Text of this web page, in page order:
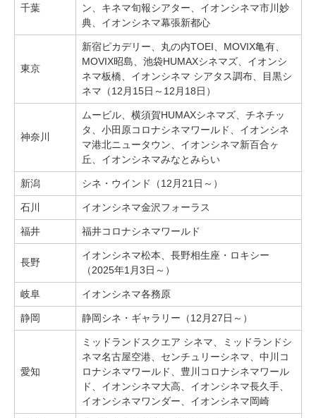
千葉
ン、キネマ旬報シアター、イオンシネマ市川妙
典、イオンシネマ幕張新都心
東京
新宿ピカデリー、丸の内TOEI、MOVIX亀有、
MOVIX昭島、池袋HUMAXシネマズ、イオンシ
ネマ板橋、イオンシネマ シアタス調布、目黒シ
ネマ（12月15日～12月18日）
神奈川
ムービル、横須賀HUMAXシネマズ、チネチッ
タ、小田原コロナシネマワールド、イオンシネ
マ港北ニュータウン、イオンシネマ新百合ヶ
丘、イオンシネマみなとみらい
新潟 シネ・ウインド（12月21日～）
石川 イオンシネマ金沢フォーラス
福井 福井コロナシネマワールド
長野
イオンシネマ松本、長野相生座・ロキシー
（2025年1月3日～）
岐阜 イオンシネマ各務原
静岡 静岡シネ・ギャラリー（12月27日～）
愛知
ミッドランドスクエア シネマ、ミッドランドシ
ネマ名古屋空港、センチュリーシネマ、中川コ
ロナシネマワールド、豊川コロナシネマワール
ド、イオンシネマ大高、イオンシネマ長久手、
イオンシネマワンダー、イオンシネマ岡崎